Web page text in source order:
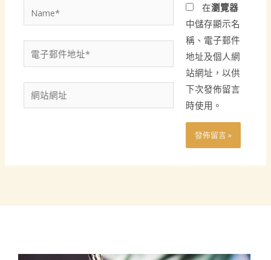
電
子
郵
件
網
站
在瀏覽器
中儲存顯示名
稱、電子郵件
地址及個人網
站網址，以供
下次發佈留言
時使用。